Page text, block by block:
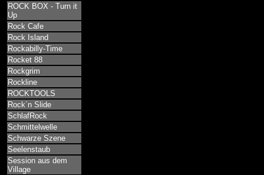
ROCK BOX - Turn it
Up
Rock Cafe
Rock Island
Rockabilly-Time
Rocket 88
Rockgrim
Rockline
ROCKTOOLS
Rock´n Slide
SchlafRock
Schmittelwelle
Schwarze Szene
Seelenstaub
Session aus dem
Village